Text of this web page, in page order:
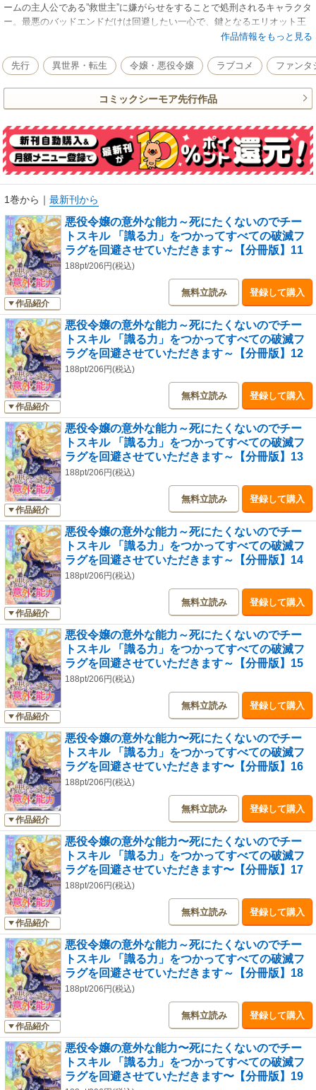
ームの主人公である”救世主”に嫌がらせをすることで処刑されるキャラクタ
ー。最悪のバッドエンドだけは回避したい一心で、鍵となるエリオット王
子との婚約破棄を画策するも、エリオットはアイリス一筋で婚約破棄に応
ートスキルが発現！ あらゆる魔法を使い放題できるその能力こそが、断
罪イベントを阻止できる唯一の手段だとアイリスは確信してーー
作品情報をもっと見る
先行 異世界・転生 令嬢・悪役令嬢 ラブコメ ファンタ
コミックシーモア先行作品
1巻から ｜ 最新刊から
作品紹介
悪役令嬢の意外な能力～死にたくないのでチー
トスキル 「識る力」をつかってすべての破滅フ
ラグを回避させていただきます～【分冊版】11
188pt/206円(税込)
無料立読み 登録して購入
作品紹介
悪役令嬢の意外な能力～死にたくないのでチー
トスキル 「識る力」をつかってすべての破滅フ
ラグを回避させていただきます～【分冊版】12
188pt/206円(税込)
無料立読み 登録して購入
作品紹介
悪役令嬢の意外な能力～死にたくないのでチー
トスキル 「識る力」をつかってすべての破滅フ
ラグを回避させていただきます～【分冊版】13
188pt/206円(税込)
無料立読み 登録して購入
作品紹介
悪役令嬢の意外な能力～死にたくないのでチー
トスキル 「識る力」をつかってすべての破滅フ
ラグを回避させていただきます～【分冊版】14
188pt/206円(税込)
無料立読み 登録して購入
作品紹介
悪役令嬢の意外な能力～死にたくないのでチー
トスキル 「識る力」をつかってすべての破滅フ
ラグを回避させていただきます～【分冊版】15
188pt/206円(税込)
無料立読み 登録して購入
作品紹介
悪役令嬢の意外な能力〜死にたくないのでチー
トスキル 「識る力」をつかってすべての破滅フ
ラグを回避させていただきます〜【分冊版】16
188pt/206円(税込)
無料立読み 登録して購入
作品紹介
悪役令嬢の意外な能力〜死にたくないのでチー
トスキル 「識る力」をつかってすべての破滅フ
ラグを回避させていただきます〜【分冊版】17
188pt/206円(税込)
無料立読み 登録して購入
作品紹介
悪役令嬢の意外な能力～死にたくないのでチー
トスキル 「識る力」をつかってすべての破滅フ
ラグを回避させていただきます～【分冊版】18
188pt/206円(税込)
無料立読み 登録して購入
悪役令嬢の意外な能力〜死にたくないのでチー
トスキル 「識る力」をつかってすべての破滅フ
ラグを回避させていただきます〜【分冊版】19